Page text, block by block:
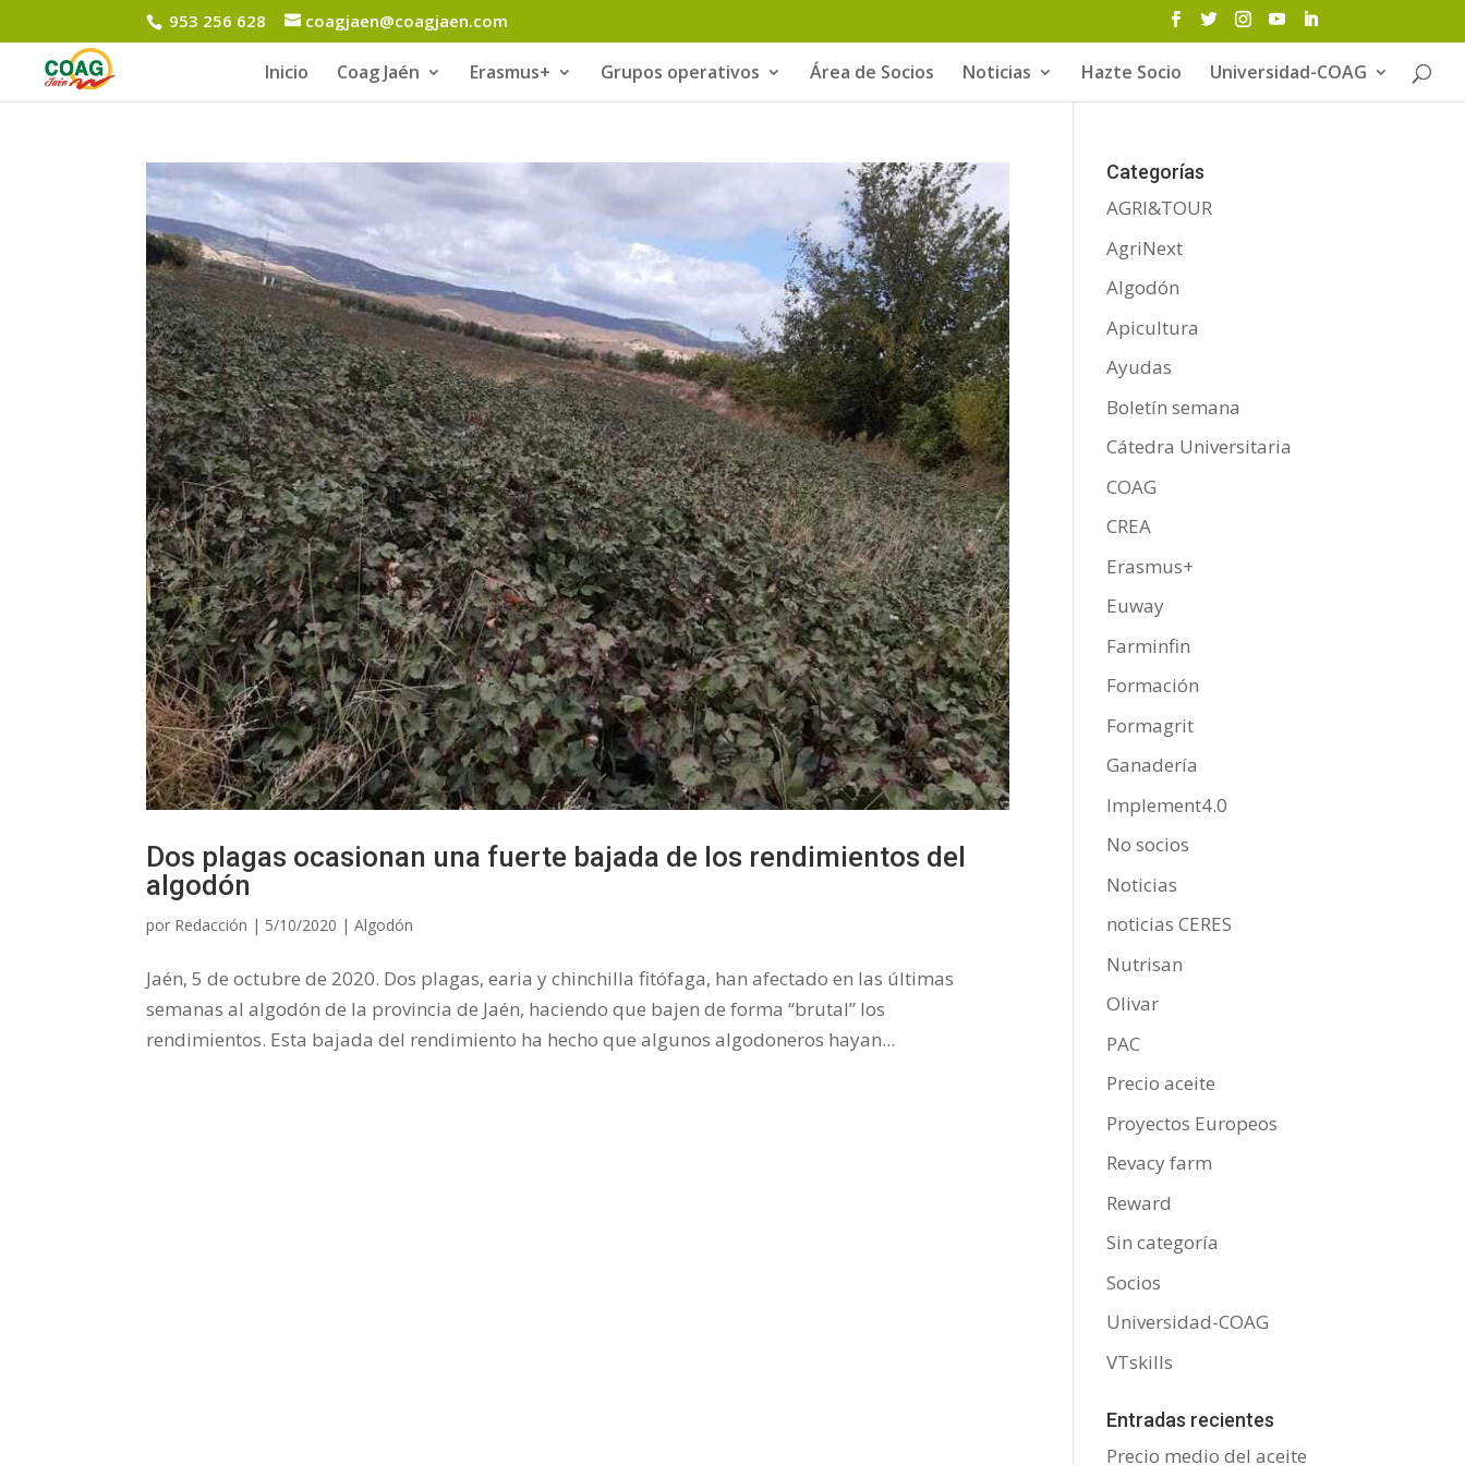
953 256 628 coagjaen@coagjaen.com
Inicio Coag Jaén Erasmus+ Grupos operativos Área de Socios Noticias Hazte Socio Universidad-COAG
Dos plagas ocasionan una fuerte bajada de los rendimientos del
algodón
por Redacción | 5/10/2020 |Algodón
Jaén, 5 de octubre de 2020. Dos plagas, earia y chinchilla fitófaga, han afectado en las últimas
semanas al algodón de la provincia de Jaén, haciendo que bajen de forma “brutal” los
rendimientos. Esta bajada del rendimiento ha hecho que algunos algodoneros hayan...
Categorías
AGRI&TOUR
AgriNext
Algodón
Apicultura
Ayudas
Boletín semana
Cátedra Universitaria
COAG
CREA
Erasmus+
Euway
Farminfin
Formación
Formagrit
Ganadería
Implement4.0
No socios
Noticias
noticias CERES
Nutrisan
Olivar
PAC
Precio aceite
Proyectos Europeos
Revacy farm
Reward
Sin categoría
Socios
Universidad-COAG
VTskills
Entradas recientes
Precio medio del aceite